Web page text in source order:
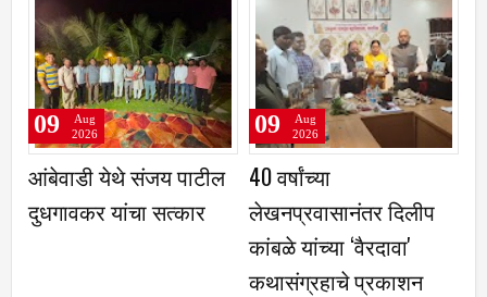
आंबेवाडी येथे संजय पाटील
दुधगावकर यांचा सत्कार
09
Aug
2026
40 वर्षांच्या
लेखनप्रवासानंतर दिलीप
कांबळे यांच्या ‌‘वैरदावा'
कथासंग्रहाचे प्रकाशन
09
Aug
2026